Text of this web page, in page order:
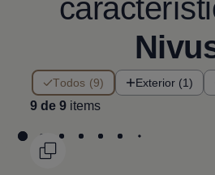
Todos (9) Exterior (1)
9 de 9 items
9 de 9 items